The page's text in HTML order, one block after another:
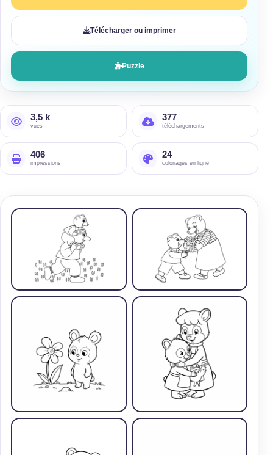
Télécharger ou imprimer
Puzzle
3,5 k
vues
377
téléchargements
406
impressions
24
coloriages en ligne